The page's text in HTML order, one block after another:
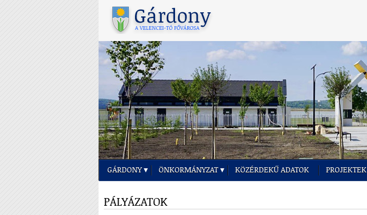
GÁRDONY ÖNKORMÁNYZAT KÖZÉRDEKŰ ADATOK PROJEKTEK
PÁLYÁZATOK